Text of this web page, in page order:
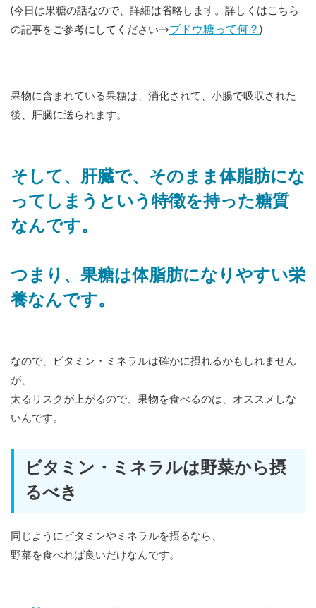
(今日は果糖の話なので、詳細は省略します。詳しくはこちら
の記事をご参考にしてください→ブドウ糖って何？ )
果物に含まれている果糖は、消化されて、小腸で吸収された
後、肝臓に送られます。
そして、肝臓で、そのまま体脂肪にな
ってしまうという特徴を持った糖質
なんです。
つまり、果糖は体脂肪になりやすい栄
養なんです。
なので、ビタミン・ミネラルは確かに摂れるかもしれません
が、
太るリスクが上がるので、果物を食べるのは、オススメしな
いんです。
ビタミン・ミネラルは野菜から摂
るべき
同じようにビタミンやミネラルを摂るなら、
野菜を食べれば良いだけなんです。